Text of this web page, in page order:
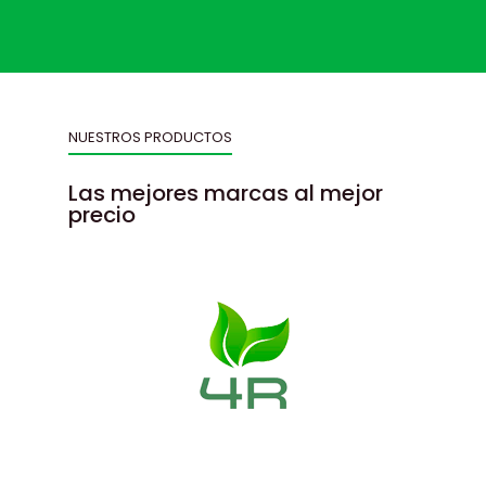
NUESTROS PRODUCTOS
Las mejores marcas al mejor
precio